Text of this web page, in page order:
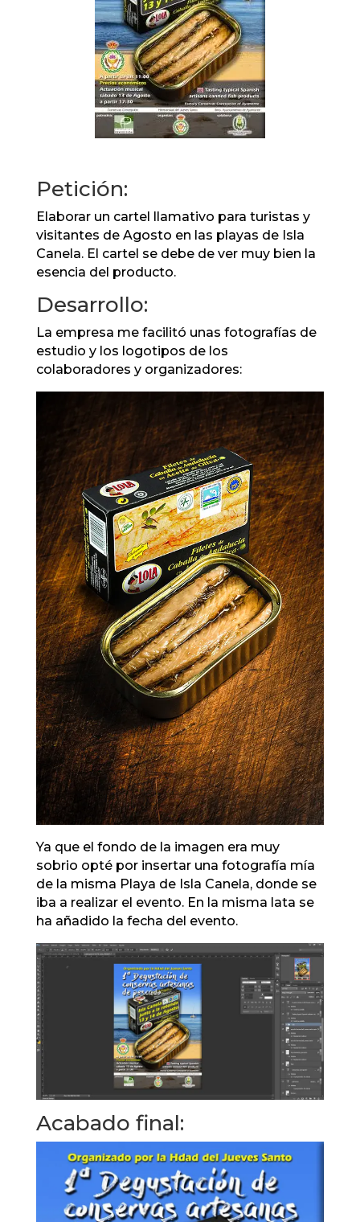
Petición:
Elaborar un cartel llamativo para turistas y
visitantes de Agosto en las playas de Isla
Canela. El cartel se debe de ver muy bien la
esencia del producto.
Desarrollo:
La empresa me facilitó unas fotografías de
estudio y los logotipos de los
colaboradores y organizadores:
Ya que el fondo de la imagen era muy
sobrio opté por insertar una fotografía mía
de la misma Playa de Isla Canela, donde se
iba a realizar el evento. En la misma lata se
ha añadido la fecha del evento.
Acabado final: